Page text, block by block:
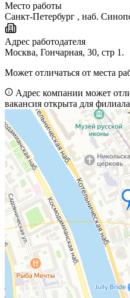
Место работы
Санкт-Петербург , наб.
Адрес работодателя
Москва, Гончарная, 30, стр 1.
Может отличаться от места
Адрес компании может
вакансия открыта для